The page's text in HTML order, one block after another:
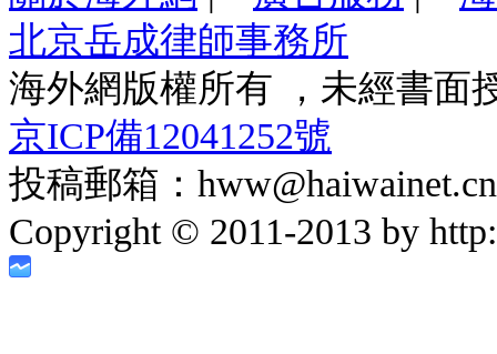
北京岳成律師事務所
海外網版權所有 ，未經書面
京ICP備12041252號
投稿郵箱：hww@haiwainet.cn
Copyright © 2011-2013 by